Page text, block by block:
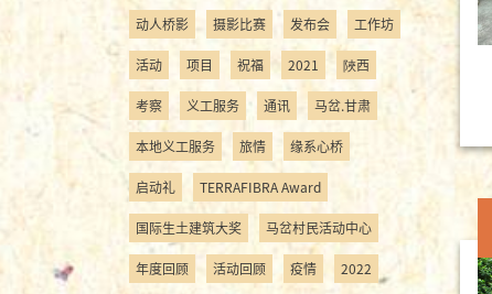
动人桥影 摄影比赛 发布会 工作坊
活动 项目 祝福 2021 陜西
考察 义工服务 通讯 马岔.甘肃
本地义工服务 旅情 缘系心桥
启动礼 TERRAFIBRA Award
国际生土建筑大奖 马岔村民活动中心
年度回顾 活动回顾 疫情 2022